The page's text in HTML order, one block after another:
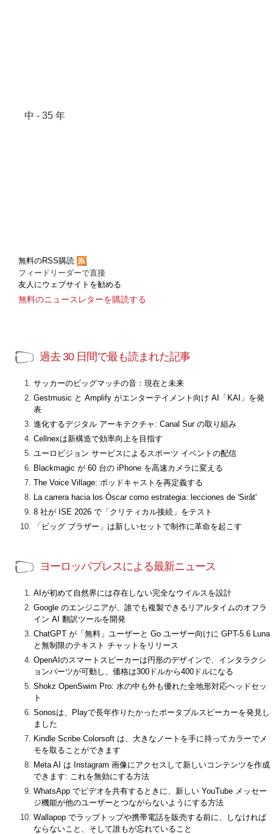
中 - 35 年
無料のRSS購読
フィードリーダーで直接
友人にウェブサイトを勧める
無料のニュースレターを購読する
過去 30 日間で最も読まれた記事
サッカーのビッグマッチの音：現在と未来
Gestmusic と Amplify がエンターテイメント向け AI「KAI」を発
表
進化するデジタル アーキテクチャ: Canal Sur の取り組み
Cellnexは新構造で効率向上を目指す
ユーロビジョン サービスによるスポーツ イベントの配信
Blackmagic が 60 台の iPhone を高速カメラに変える
The Voice Village: ポッドキャストを再定義する
La carrera hacia los Óscar como estrategia: lecciones de 'Sirât'
8 社が ISE 2026 で「クリティカル接続」をテスト
「ビッグ ブラザー」は新しいセットで制作に革命を起こす
ヨーロッパプレスによる最新ニュース
AIが初めて自然界には存在しない完全なウイルスを設計
Google のエンジニアが、誰でも複製できるリアルタイムのオフラ
イン AI 翻訳ツールを開発
ChatGPT が「無料」ユーザーと Go ユーザー向けに GPT-5.6 Luna
と無制限のテキスト チャットをリリース
OpenAIのスマートスピーカーは円形のデザインで、インタラクシ
ョンパーツが可動し、価格は300ドルから400ドルになる
Shokz OpenSwim Pro: 水の中も外も優れた全地形対応ヘッドセッ
ト
Sonosは、Playで長年作りたかったポータブルスピーカーを発見し
ました
Kindle Scribe Colorsoft は、大きなノートを手に持ってカラーでメ
モを取ることができます
Meta AI は Instagram 画像にアクセスして新しいコンテンツを作成
できます: これを無効にする方法
WhatsApp でビデオを共有するときに、新しい YouTube メッセー
ジ機能が他のユーザーとつながらないようにする方法
Wallapop でラップトップや携帯電話を販売する前に、しなければ
ならないこと、そして誰もが忘れていること